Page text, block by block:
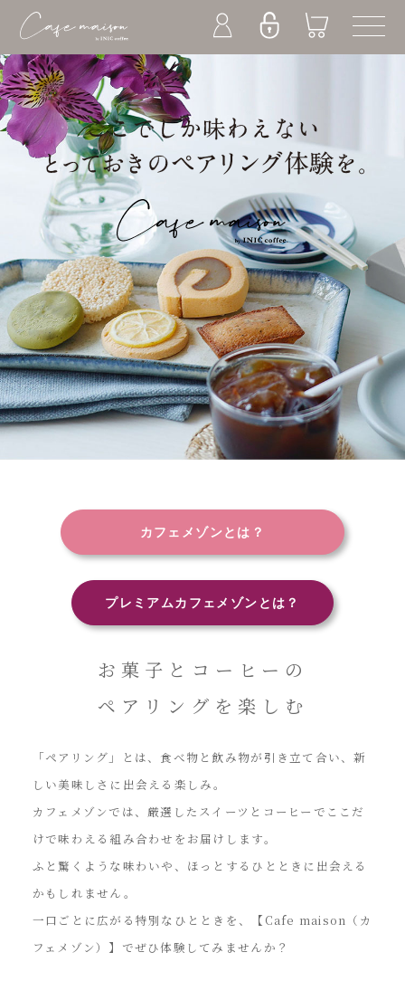
カフェメゾンとは？
プレミアムカフェメゾンとは？
お菓子とコーヒーの
ペアリングを楽しむ
「ペアリング」とは、食べ物と飲み物が引き立て合い、新
しい美味しさに出会える楽しみ。
カフェメゾンでは、厳選したスイーツとコーヒーでここだ
けで味わえる組み合わせをお届けします。
ふと驚くような味わいや、ほっとするひとときに出会える
かもしれません。
一口ごとに広がる特別なひとときを、【Cafe maison（カ
フェメゾン）】でぜひ体験してみませんか？